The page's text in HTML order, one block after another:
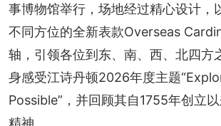
事博物馆举行，场地经过精心设计，
不同方位的全新表款Overseas
轴，引领各位到东、南、西、北四方
身感受江诗丹顿2026年度主题
Possible”，并回顾其自1755年创立
精神。